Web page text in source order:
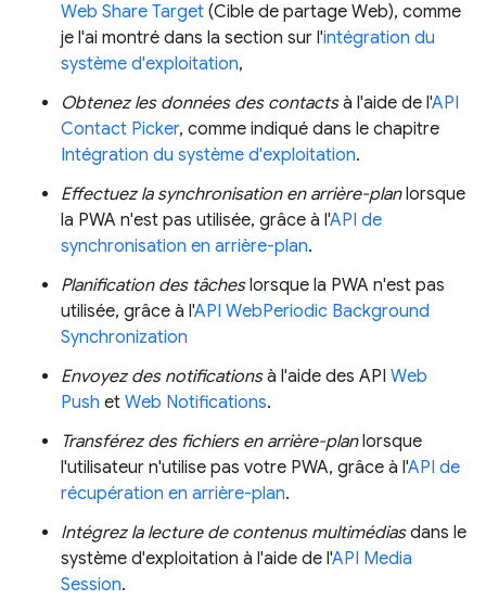
Web Share Target (Cible de partage Web), comme
je l'ai montré dans la section sur l'intégration du
système d'exploitation,
Obtenez les données des contactsà l'aide de l'API
Contact Picker, comme indiqué dans le chapitre
Intégration du système d'exploitation.
Effectuez la synchronisation en arrière-planlorsque
la PWA n'est pas utilisée, grâce à l'API de
synchronisation en arrière-plan.
Planification des tâcheslorsque la PWA n'est pas
utilisée, grâce à l'API WebPeriodic Background
Synchronization
Envoyez des notificationsà l'aide des API Web
Push et Web Notifications.
Transférez des fichiers en arrière-planlorsque
l'utilisateur n'utilise pas votre PWA, grâce à l'API de
récupération en arrière-plan.
Intégrez la lecture de contenus multimédiasdans le
système d'exploitation à l'aide de l'API Media
Session.